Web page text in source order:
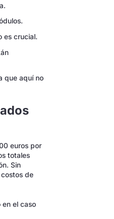
es crucial.
que aquí no
euros por
totales
Sin
de
en el caso